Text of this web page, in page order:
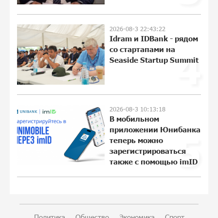
Если Израиль использует тему
Геноцида армян против Эрдогана, то
что для него значит сам Геноцид?
ВТБ (Армения): вклад «Стабильный» —
до 10% годовых и оформление в
мобильном приложении
Платформа Rate.Trading на Seaside
4
2026-08-3 22:43:22
Idram и IDBank - рядом
со стартапами на
Seaside Startup Summit
5
2026-08-3 10:13:18
В мобильном
приложении Юнибанка
теперь можно
зарегистрироваться
также с помощью imID